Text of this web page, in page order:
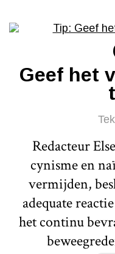
Geef het
Redacteur
cynisme en
vermijden,
adequate
het continu